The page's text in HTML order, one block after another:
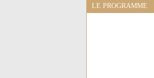
LE PROGRAMME